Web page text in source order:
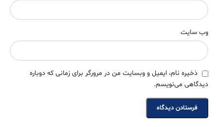
وب‌ سایت
ذخیره نام، ایمیل و وبسایت من در مرورگر برای زمانی که دوباره
دیدگاهی می‌نویسم.